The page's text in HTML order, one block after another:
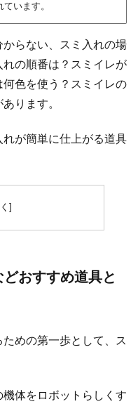
います。
らない、スミ入れの場
の順番は？スミイレが
色を使う？スミイレの
ります。
が簡単に仕上がる道具
おすすめ道具と
めの第一歩として、ス
体をロボットらしくす